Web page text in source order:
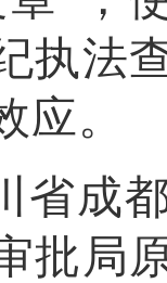
执法
应。
省成
批局